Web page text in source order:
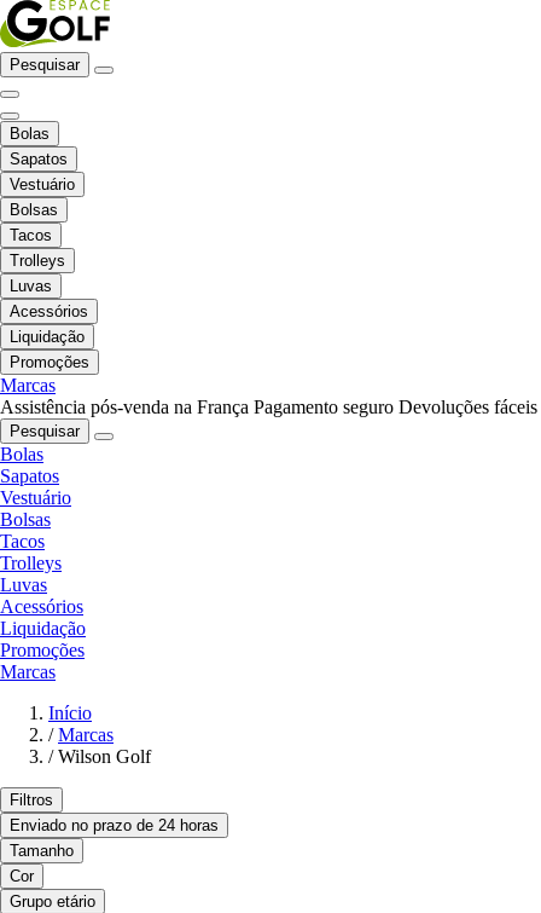
Pesquisar
Bolas
Sapatos
Vestuário
Bolsas
Tacos
Trolleys
Luvas
Acessórios
Liquidação
Promoções
Marcas
Assistência pós-venda na França Pagamento seguro Devoluções fáceis
Pesquisar
Bolas
Sapatos
Vestuário
Bolsas
Tacos
Trolleys
Luvas
Acessórios
Liquidação
Promoções
Marcas
Início
/ Marcas
/ Wilson Golf
Filtros
Enviado no prazo de 24 horas
Tamanho
Cor
Grupo etário